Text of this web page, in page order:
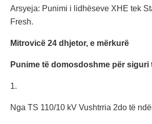
Arsyeja: Punimi i lidhëseve XHE tek
Fresh.
Mitrovicë 24 dhjetor, e mërkurë
Punime të domosdoshme për siguri
1.
Nga TS 110/10 kV Vushtrria 2do të